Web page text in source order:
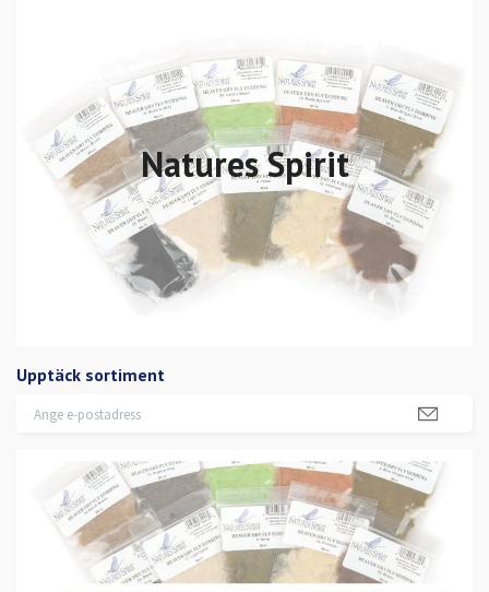
Natures Spirit
Upptäck sortiment